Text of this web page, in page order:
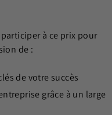
à ce prix pour
de :
de votre succès
grâce à un large